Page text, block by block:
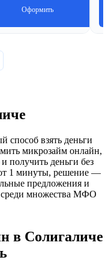
Оформить
взять деньги
микрозайм онлайн,
получить деньги без
от 1 минуты, решение —
предложения и
среди множества МФО
в Солигаличе